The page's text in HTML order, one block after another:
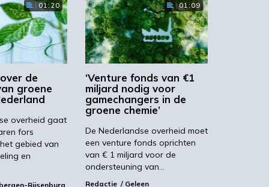
‘Grote groeikansen Europese
markt voor biobased producten’
02:19
STRONGBIONET verbindt
Europese newerken bio-
economie
01:20
de
groene
overheid gaat
fors
gebied van
en
Rijsenburg
01:09
‘Venture fonds van €1
miljard nodig voor
gamechangers in de
groene chemie’
De Nederlandse overheid moet
een venture fonds oprichten
van € 1 miljard voor de
ondersteuning van…
Redactie Geleen